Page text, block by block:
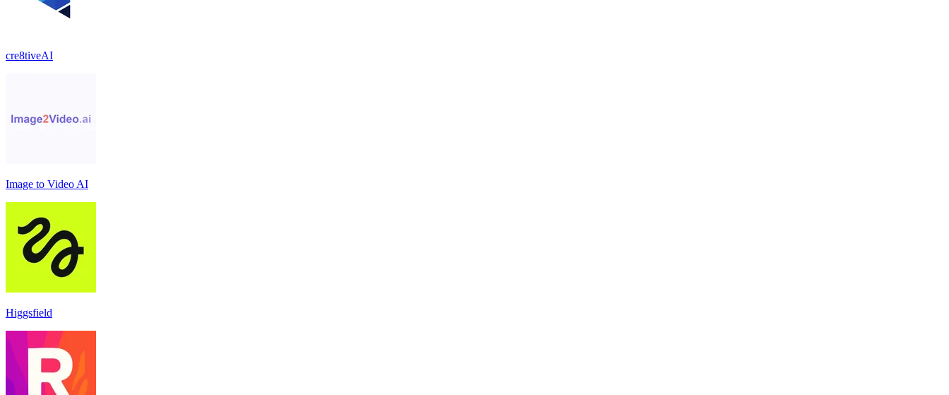
cre8tiveAI
Image to Video AI
Higgsfield